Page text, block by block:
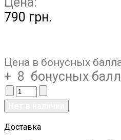
790 грн.
Цена в бонусных
+ 8 бонусных
Доставка